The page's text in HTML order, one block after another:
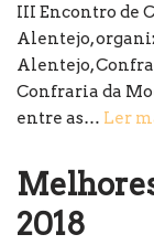
III Encontro de
Alentejo,
Alentejo,
Confraria da
entre as… Ler
2018